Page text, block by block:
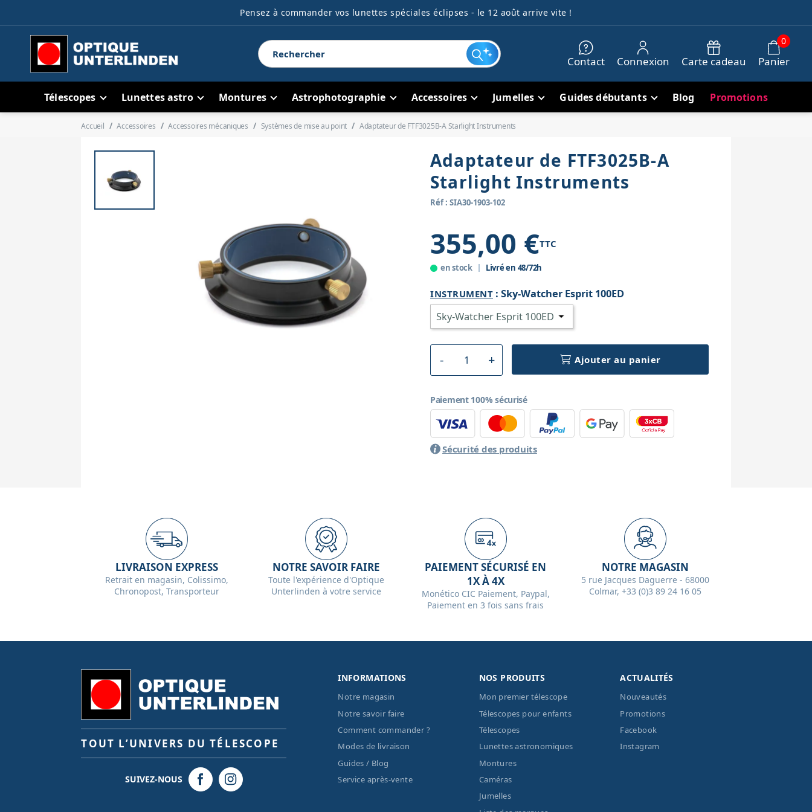
Pensez à commander vos lunettes spéciales éclipses - le 12 août arrive vite !
Contact Connexion Carte cadeau Panier
0
Télescopes Lunettes astro Montures Astrophotographie Accessoires Jumelles Guides débutants Blog Promotions
Accueil Accessoires Accessoires mécaniques Systèmes de mise au point Adaptateur de FTF3025B-A Starlight Instruments
Adaptateur de FTF3025B-A
Starlight Instruments
Réf : SIA30-1903-102
355,00 €TTC
en stock Livré en 48/72h
INSTRUMENT : Sky-Watcher Esprit 100ED
Ajouter au panier
Paiement 100% sécurisé
Sécurité des produits
LIVRAISON EXPRESS
Retrait en magasin, Colissimo,
Chronopost, Transporteur
NOTRE SAVOIR FAIRE
Toute l'expérience d'Optique
Unterlinden à votre service
PAIEMENT SÉCURISÉ EN
1X À 4X
Monético CIC Paiement, Paypal,
Paiement en 3 fois sans frais
NOTRE MAGASIN
5 rue Jacques Daguerre - 68000
Colmar, +33 (0)3 89 24 16 05
TOUT L’UNIVERS DU TÉLESCOPE
SUIVEZ-NOUS
INFORMATIONS
Notre magasin
Notre savoir faire
Comment commander ?
Modes de livraison
Guides / Blog
Service après-vente
NOS PRODUITS
Mon premier télescope
Télescopes pour enfants
Télescopes
Lunettes astronomiques
Montures
Caméras
Jumelles
ACTUALITÉS
Nouveautés
Promotions
Facebook
Instagram